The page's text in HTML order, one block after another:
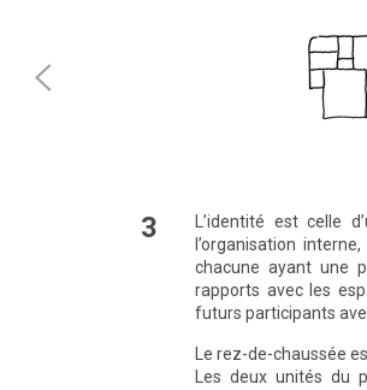
3
L’identité est celle
l’organisation
chacune ayant une
rapports avec les
futurs participants
Le rez-de-chaussée
Les deux unités du